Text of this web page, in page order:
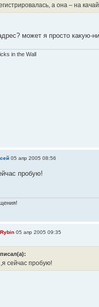
а она – на
может я просто какую-
in the Wall
05 апр 2005 08:56
пробую!
05 апр 2005 09:35
сейчас пробую!